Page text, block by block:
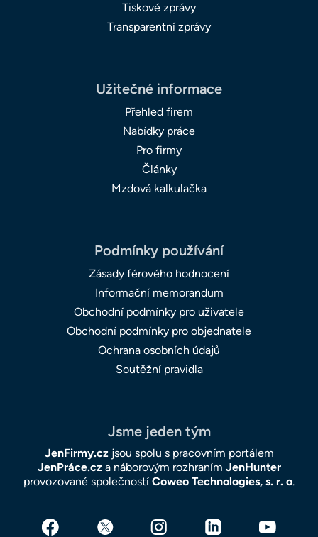
Tiskové zprávy
Transparentní zprávy
Užitečné informace
Přehled firem
Nabídky práce
Pro firmy
Články
Mzdová kalkulačka
Podmínky používání
Zásady férového hodnocení
Informační memorandum
Obchodní podmínky pro uživatele
Obchodní podmínky pro objednatele
Ochrana osobních údajů
Soutěžní pravidla
Jsme jeden tým
JenFirmy.czjsou spolu s pracovním portálem
JenPráce.cza náborovým rozhraním JenHunter
provozované společností Coweo Technologies, s. r. o.